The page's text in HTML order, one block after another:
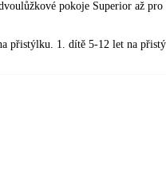
pokoje Superior až pro
přistýlku. 1. dítě 5-12 let na